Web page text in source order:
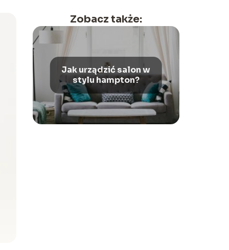
Zobacz także:
Jak urządzić salon w
stylu hampton?